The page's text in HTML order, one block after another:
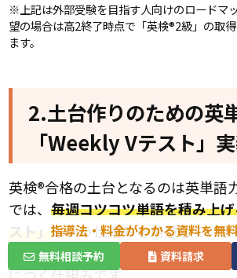
※上記は外部受験を目指す人向けのロードマ
望の場合は高2終了時点で「英検®2級」の取
ます。
2.土台作りのための英
「Weekly Vテスト」
英検®合格の土台となるのは英単語
では、毎週コツコツ単語を積み上
スト」という仕組みを用意していま
スト、復習まで、3つのステップで
指導法・料金がわかる資料を無
無料相談予約 資料請求